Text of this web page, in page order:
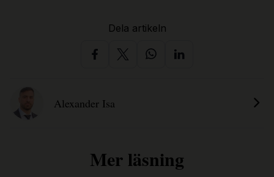
Dela artikeln
Alexander Isa
Mer läsning